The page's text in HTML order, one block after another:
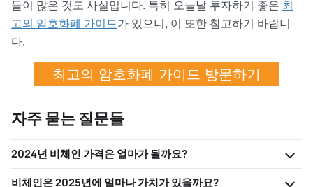
들이 많은 것도 사실입니다. 특히 오늘날 투자하기 좋은 최
고의 암호화폐 가이드가 있으니, 이 또한 참고하기 바랍니
다.
최고의 암호화폐 가이드 방문하기
자주 묻는 질문들
2024년 비체인 가격은 얼마가 될까요?
비체인은 2025년에 얼마나 가치가 있을까요?